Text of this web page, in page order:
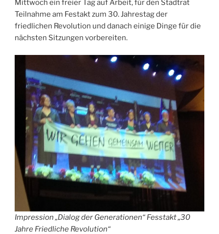
Mittwoch ein freier Tag auf Arbeit, für den Stadtrat
Teilnahme am Festakt zum 30. Jahrestag der
friedlichen Revolution und danach einige Dinge für die
nächsten Sitzungen vorbereiten.
Impression „Dialog der Generationen“ Fesstakt „30
Jahre Friedliche Revolution“